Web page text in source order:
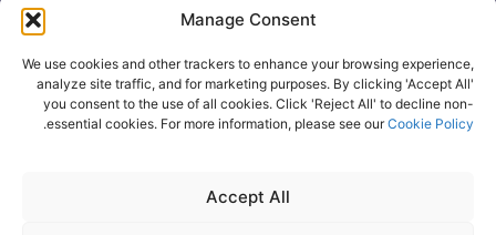
Manage Consent
We use cookies and other trackers to enhance your browsing experience,
analyze site traffic, and for marketing purposes. By clicking 'Accept All'
you consent to the use of all cookies. Click 'Reject All' to decline non-
essential cookies. For more information, please see ourCookie Policy
.
Accept All
אני מאשר/ת קבלת דיוור של חומרים פרסומיים, הצעות
שיווקיות ועדכונים באמצעי המדיה השונים, לרבות בדואר
אלקטרוני, SMS ו/או שיחה טלפונית.
לקבלת פרטים